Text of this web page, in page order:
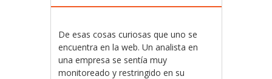
De esas cosas curiosas que uno se
encuentra en la web. Un analista en
una empresa se sentía muy
monitoreado y restringido en su